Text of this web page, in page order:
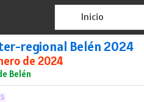
Inicio
regional Belén 2024
de 2024
Belén